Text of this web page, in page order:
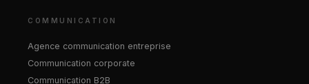
COMMUNICATION
Agence communication entreprise
Communication corporate
Communication B2B